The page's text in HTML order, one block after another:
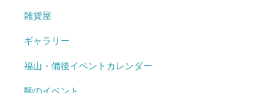
雑貨屋
ギャラリー
福山・備後イベントカレンダー
鞆のイベント